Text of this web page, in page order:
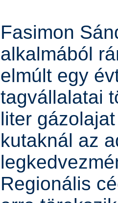
Fasimon
alkalmából
elmúlt egy
tagvállalatai
liter
kutaknál az
Regionális